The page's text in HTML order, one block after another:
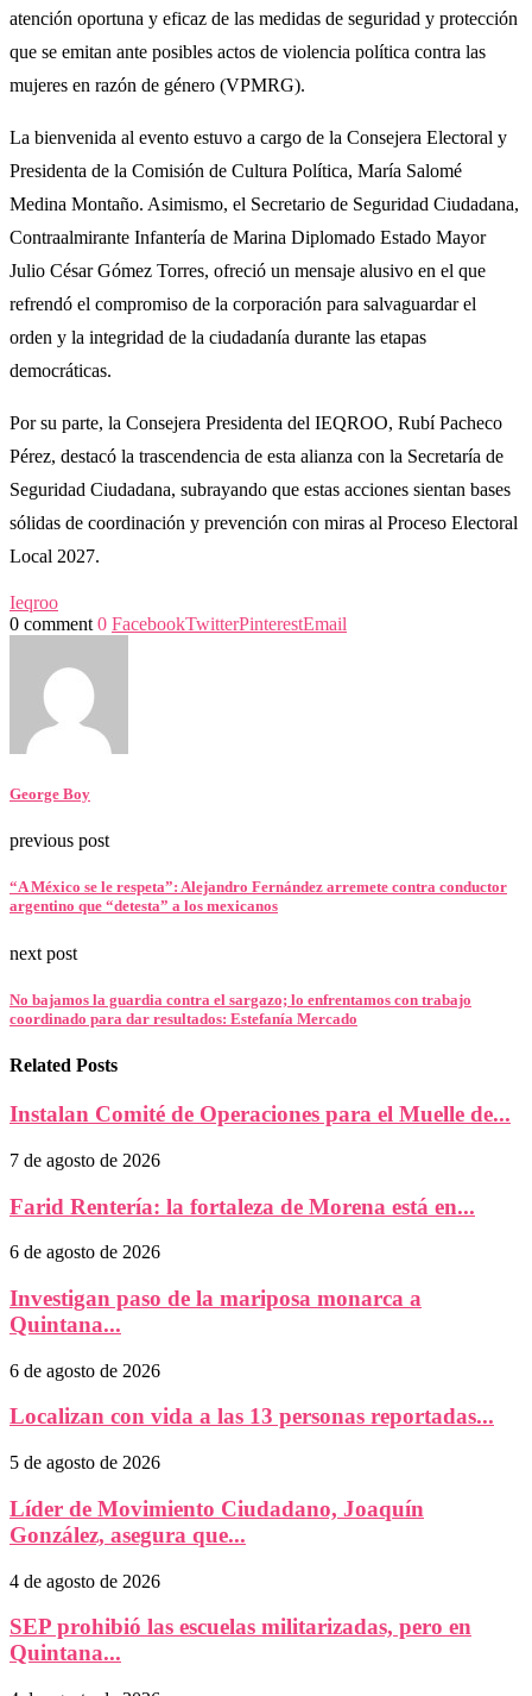
atención oportuna y eficaz de las medidas de seguridad y protección
que se emitan ante posibles actos de violencia política contra las
mujeres en razón de género (VPMRG).
La bienvenida al evento estuvo a cargo de la Consejera Electoral y
Presidenta de la Comisión de Cultura Política, María Salomé
Medina Montaño. Asimismo, el Secretario de Seguridad Ciudadana,
Contraalmirante Infantería de Marina Diplomado Estado Mayor
Julio César Gómez Torres, ofreció un mensaje alusivo en el que
refrendó el compromiso de la corporación para salvaguardar el
orden y la integridad de la ciudadanía durante las etapas
democráticas.
Por su parte, la Consejera Presidenta del IEQROO, Rubí Pacheco
Pérez, destacó la trascendencia de esta alianza con la Secretaría de
Seguridad Ciudadana, subrayando que estas acciones sientan bases
sólidas de coordinación y prevención con miras al Proceso Electoral
Local 2027.
Ieqroo
0 comment 0 FacebookTwitterPinterestEmail
George Boy
previous post
“A México se le respeta”: Alejandro Fernández arremete contra conductor
argentino que “detesta” a los mexicanos
next post
No bajamos la guardia contra el sargazo; lo enfrentamos con trabajo
coordinado para dar resultados: Estefanía Mercado
Related Posts
Instalan Comité de Operaciones para el Muelle de...
7 de agosto de 2026
Farid Rentería: la fortaleza de Morena está en...
6 de agosto de 2026
Investigan paso de la mariposa monarca a
Quintana...
6 de agosto de 2026
Localizan con vida a las 13 personas reportadas...
5 de agosto de 2026
Líder de Movimiento Ciudadano, Joaquín
González, asegura que...
4 de agosto de 2026
SEP prohibió las escuelas militarizadas, pero en
Quintana...